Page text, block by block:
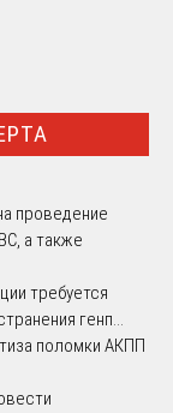
проведение
а также
требуется
генп...
поломки АКПП